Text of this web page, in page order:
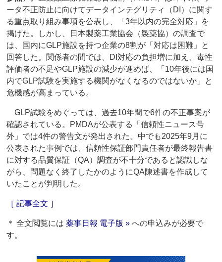
ータ不正防止に向けてデータインテグリティ（DI）に関す
る重点取り組み事項を公表し、「3年以内の完全対応」を
掲げた。しかし、日本製薬工業協会（製薬協）の調査で
は、国内にGLP施設を持つ企業の8割が「対応は困難」と
回答した。関係者の間では、DI対応の負担増に加え、毒性
評価者の不足やGLP施設の減少が進めば、「10年後には国
内でGLP試験を実施する機関がなくなるのではないか」と
危機感が高まっている。
GLP試験をめぐっては、過去10年間で6件の不正事案が
確認されている。PMDAが公表する「信頼性ニュース号
外」では4件の警告文が発出された。中でも2025年9月に
公表された事例では、信頼性保証部門責任者が最終報告書
に対する品質保証（QA）調査が不十分であると認識しな
がら、問題なく終了したかのようにQA陳述書を作成して
いたことが判明した。
［ 記事全文 ］
＊ 全文閲覧には薬事日報 電子版 » への申込みが必要で
す。